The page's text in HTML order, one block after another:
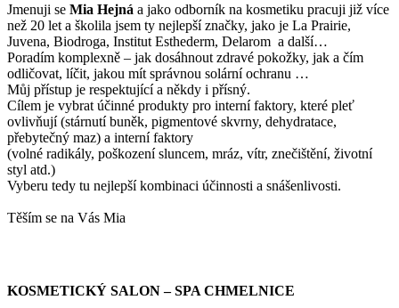
Jmenuji se Mia Hejná a jako odborník na kosmetiku pracuji již více
než 20 let a školila jsem ty nejlepší značky, jako je La Prairie,
Juvena, Biodroga, Institut Esthederm, Delarom a další…
Poradím komplexně – jak dosáhnout zdravé pokožky, jak a čím
odličovat, líčit, jakou mít správnou solární ochranu …
Můj přístup je respektující a někdy i přísný.
Cílem je vybrat účinné produkty pro interní faktory, které pleť
ovlivňují (stárnutí buněk, pigmentové skvrny, dehydratace,
přebytečný maz) a interní faktory
(volné radikály, poškození sluncem, mráz, vítr, znečištění, životní
styl atd.)
Vyberu tedy tu nejlepší kombinaci účinnosti a snášenlivosti.
Těším se na Vás Mia
KOSMETICKÝ SALON – SPA CHMELNICE